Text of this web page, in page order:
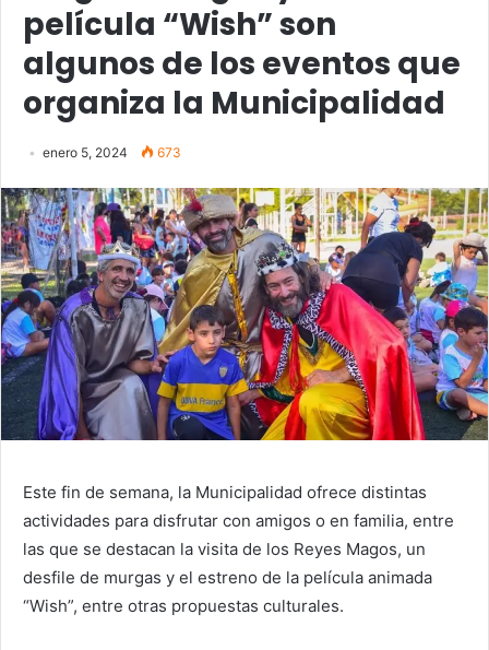
película “Wish” son
algunos de los eventos que
organiza la Municipalidad
enero 5, 2024 673
Este fin de semana, la Municipalidad ofrece distintas
actividades para disfrutar con amigos o en familia, entre
las que se destacan la visita de los Reyes Magos, un
desfile de murgas y el estreno de la película animada
“Wish”, entre otras propuestas culturales.